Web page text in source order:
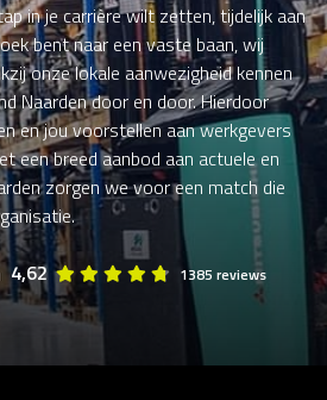
in je carrière wilt zetten, tijdelijk aan
bent naar een vaste baan, wij
onze lokale aanwezigheid kennen
Naarden door en door. Hierdoor
en jou voorstellen aan werkgevers
een breed aanbod aan actuele en
zorgen we voor een match die
4,62 1385 reviews